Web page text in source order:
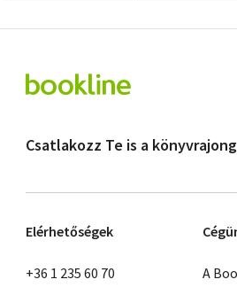
Csatlakozz Te is a
Elérhetőségek
+36 1 235 60 70
A